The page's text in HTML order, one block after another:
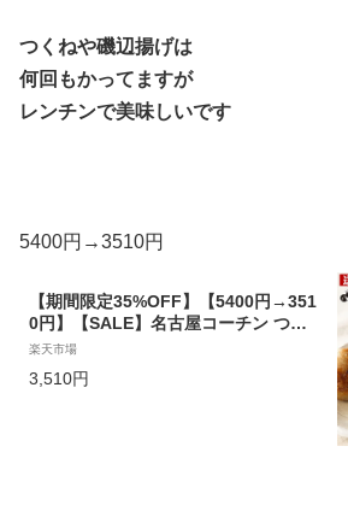
つくねや磯辺揚げは
何回もかってますが
レンチンで美味しいです
5400円→3510円
【期間限定35%OFF】【5400円→351
0円】【SALE】名古屋コーチン つく
ね 肉団子 送料無料 三和の純鶏名古屋
年さんわ 鶏三和 地鶏 鶏肉
楽天市場
3,510円